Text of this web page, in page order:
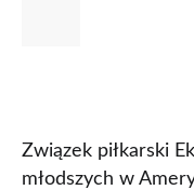
Związek piłkarski
młodszych w